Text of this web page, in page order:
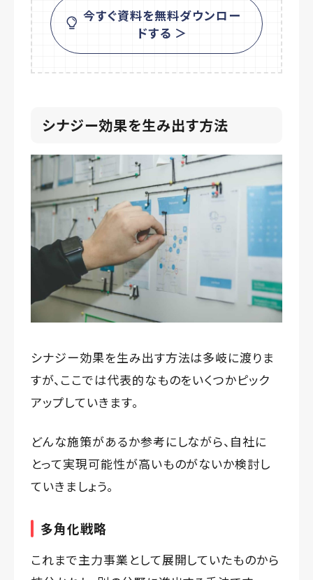
今すぐ資料を無料ダウンロー
ドする ＞
シナジー効果を生み出す方法
シナジー効果を生み出す方法は多岐に渡りま
すが、ここでは代表的なものをいくつかピック
アップしていきます。
どんな施策があるか参考にしながら、自社に
とって実現可能性が高いものがないか検討し
ていきましょう。
多角化戦略
これまで主力事業として展開していたものから